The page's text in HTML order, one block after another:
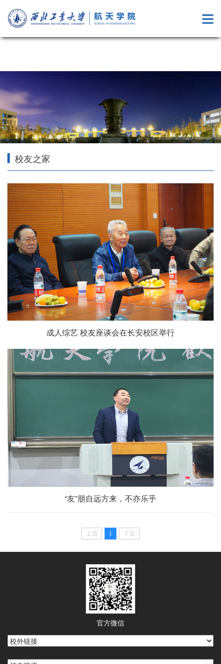
成人综艺
校友之家
成人综艺 校友座谈会在长安校区举行
“友”朋自远方来，不亦乐乎
上页 1 下页
官方微信